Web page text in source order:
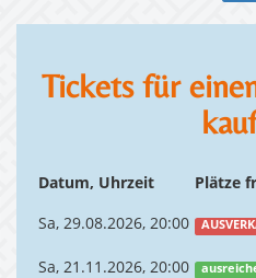
Tickets für
Datum, Uhrzeit Plätze
Sa, 29.08.2026, 20:00
Sa, 21.11.2026, 20:00